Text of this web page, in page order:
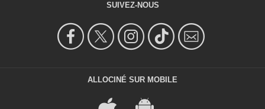
SUIVEZ-NOUS
ALLOCINÉ SUR MOBILE